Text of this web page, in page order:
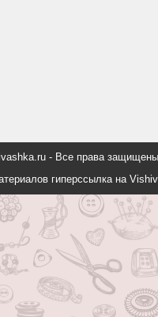
- Все права
гиперссылка на